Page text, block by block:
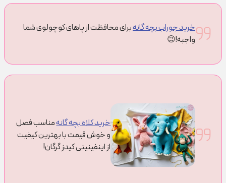
خرید جوراب بچه گانهبرای محافظت از پاهای کوچولوی شما
واجبه!😉
خرید کلاه بچه گانهمناسب فصل
و خوش قیمت با بهترین کیفیت
از اینفینیتی کیدز گرگان!